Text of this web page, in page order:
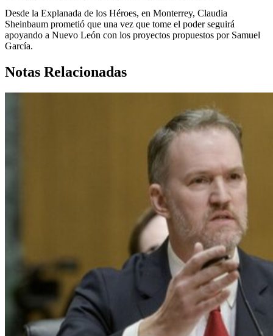
Desde la Explanada de los Héroes, en Monterrey, Claudia
Sheinbaum prometió que una vez que tome el poder seguirá
apoyando a Nuevo León con los proyectos propuestos por Samuel
García.
Notas Relacionadas